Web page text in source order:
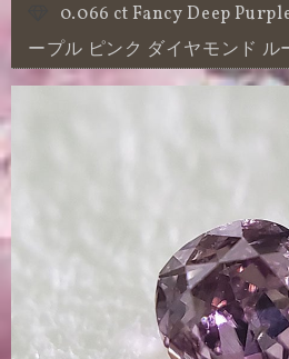
0.066 ct Fancy Deep
ープル ピンク ダイヤモンド ル